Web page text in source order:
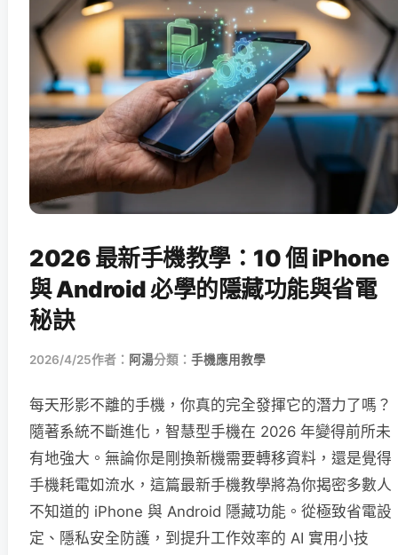
2026 最新手機教學：10 個 iPhone
與 Android 必學的隱藏功能與省電
秘訣
2026/4/25作者： 阿湯分類： 手機應用教學
每天形影不離的手機，你真的完全發揮它的潛力了嗎？
隨著系統不斷進化，智慧型手機在 2026 年變得前所未
有地強大。無論你是剛換新機需要轉移資料，還是覺得
手機耗電如流水，這篇最新手機教學將為你揭密多數人
不知道的 iPhone 與 Android 隱藏功能。從極致省電設
定、隱私安全防護，到提升工作效率的 AI 實用小技